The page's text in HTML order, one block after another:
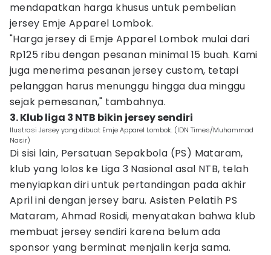
mendapatkan harga khusus untuk pembelian
jersey Emje Apparel Lombok.
"Harga jersey di Emje Apparel Lombok mulai dari
Rp125 ribu dengan pesanan minimal 15 buah. Kami
juga menerima pesanan jersey custom, tetapi
pelanggan harus menunggu hingga dua minggu
sejak pemesanan," tambahnya.
3. Klub liga 3 NTB bikin jersey sendiri
Ilustrasi Jersey yang dibuat Emje Apparel Lombok. (IDN Times/Muhammad
Nasir)
Di sisi lain, Persatuan Sepakbola (PS) Mataram,
klub yang lolos ke Liga 3 Nasional asal NTB, telah
menyiapkan diri untuk pertandingan pada akhir
April ini dengan jersey baru. Asisten Pelatih PS
Mataram, Ahmad Rosidi, menyatakan bahwa klub
membuat jersey sendiri karena belum ada
sponsor yang berminat menjalin kerja sama.